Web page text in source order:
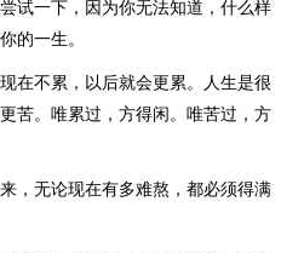
试一下，因为你无法知道，什么样
的一生。
在不累，以后就会更累。人生是很
苦。唯累过，方得闲。唯苦过，方
，无论现在有多难熬，都必须得满